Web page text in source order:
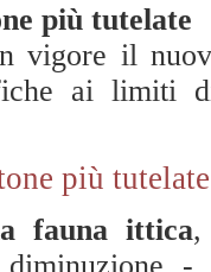
più tutelate
vigore il
ai limiti
fauna ittica,